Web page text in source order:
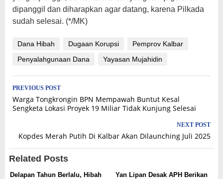
dipanggil dan diharapkan agar datang, karena Pilkada
sudah selesai. (*/MK)
Dana Hibah Dugaan Korupsi
Pemprov Kalbar
Penyalahgunaan Dana
Yayasan Mujahidin
Post
navigation
PREVIOUS POST
Warga Tongkrongin BPN Mempawah Buntut Kesal
Sengketa Lokasi Proyek 19 Miliar Tidak Kunjung Selesai
NEXT POST
Kopdes Merah Putih Di Kalbar Akan Dilaunching Juli 2025
Related Posts
Delapan Tahun Berlalu, Hibah
Yan Lipan Desak APH Berikan